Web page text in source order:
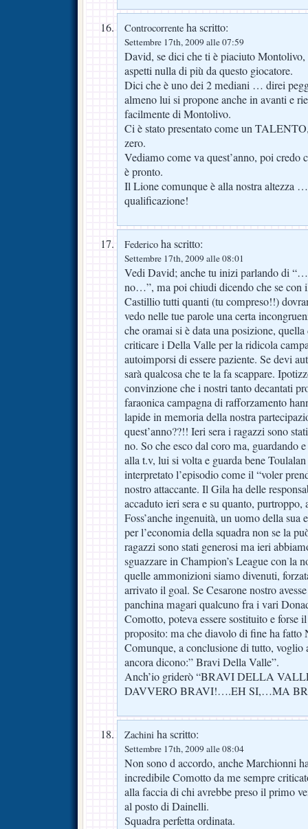
Controcorrente ha scritto:
Settembre 17th, 2009 alle 07:59
David, se dici che ti è piaciuto
aspetti nulla di più da questo giocatore.
Dici che è uno dei 2 mediani … direi
almeno lui si propone anche in avanti e
facilmente di Montolivo.
Ci è stato presentato come un
zero.
Vediamo come va quest’anno, poi credo
è pronto.
Il Lione comunque è alla nostra altezza
qualificazione!
Federico ha scritto:
Settembre 17th, 2009 alle 08:01
Vedi David; anche tu inizi parlando di
no…”, ma poi chiudi dicendo che se con
Castillio tutti quanti (tu compreso!!)
vedo nelle tue parole una certa
che oramai si è data una posizione,
criticare i Della Valle per la ridicola
autoimporsi di essere paziente. Se devi
sarà qualcosa che te la fa scappare.
convinzione che i nostri tanto decantati
faraonica campagna di rafforzamento
lapide in memoria della nostra
quest’anno??!! Ieri sera i ragazzi sono
no. So che esco dal coro ma, guardando
alla t.v, lui si volta e guarda bene
interpretato l’episodio come il “voler
nostro attaccante. Il Gila ha delle
accaduto ieri sera e su quanto, purtroppo,
Foss’anche ingenuità, un uomo della sua
per l’economia della squadra non se la
ragazzi sono stati generosi ma ieri
sguazzare in Champion’s League con la
quelle ammonizioni siamo divenuti,
arrivato il goal. Se Cesarone nostro
panchina magari qualcuno fra i vari
Comotto, poteva essere sostituito e forse
proposito: ma che diavolo di fine ha fatto
Comunque, a conclusione di tutto, voglio
ancora dicono:” Bravi Della Valle”.
Anch’io griderò “BRAVI DELLA
DAVVERO BRAVI!….EH SI,…MA
Zachini ha scritto:
Settembre 17th, 2009 alle 08:04
Non sono d accordo, anche Marchionni
incredibile Comotto da me sempre
alla faccia di chi avrebbe preso il primo
al posto di Dainelli.
Squadra perfetta ordinata.